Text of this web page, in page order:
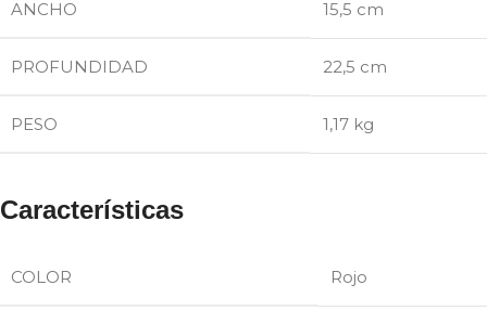
ANCHO 15,5 cm
PROFUNDIDAD 22,5 cm
PESO 1,17 kg
Características
COLOR Rojo